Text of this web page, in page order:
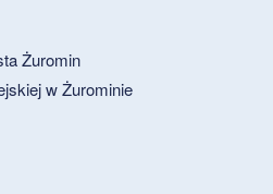
Żuromin
w Żurominie